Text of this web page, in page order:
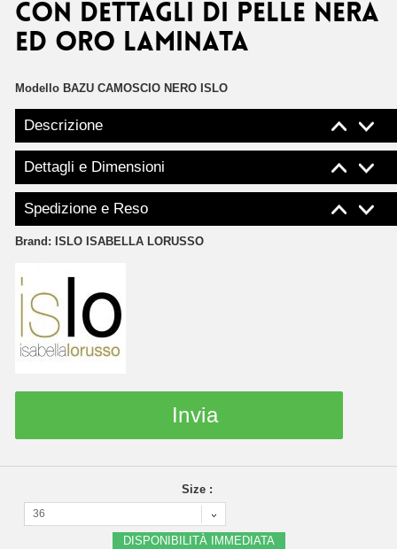
con dettagli di pelle nera
ed oro laminata
Modello BAZU CAMOSCIO NERO ISLO
Descrizione
Dettagli e Dimensioni
Spedizione e Reso
Brand: ISLO ISABELLA LORUSSO
Invia
Size :
36
DISPONIBILITÀ IMMEDIATA